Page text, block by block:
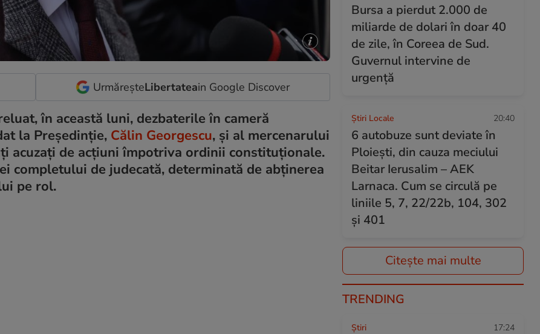
UrmăreșteLibertateain Google Discover
în această luni, dezbaterile în cameră
la Preşedinţie, Călin Georgescu, şi al mercenarului
acuzaţi de acţiuni împotriva ordinii constituţionale.
completului de judecată, determinată de abţinerea
pe rol.
Bursa a pierdut 2.000 de
miliarde de dolari în doar 40
de zile, în Coreea de Sud.
Guvernul intervine de
urgență
Știri Locale 20:40
6 autobuze sunt deviate în
Ploiești, din cauza meciului
Beitar Ierusalim – AEK
Larnaca. Cum se circulă pe
liniile 5, 7, 22/22b, 104, 302
și 401
Citește mai multe
TRENDING
Ştiri 17:24